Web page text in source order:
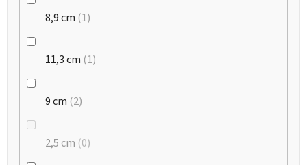
8,9 cm 1
11,3 cm 1
9 cm 2
2,5 cm 0